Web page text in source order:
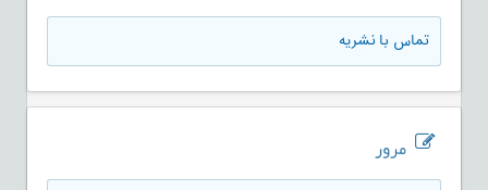
تماس با نشریه
مرور